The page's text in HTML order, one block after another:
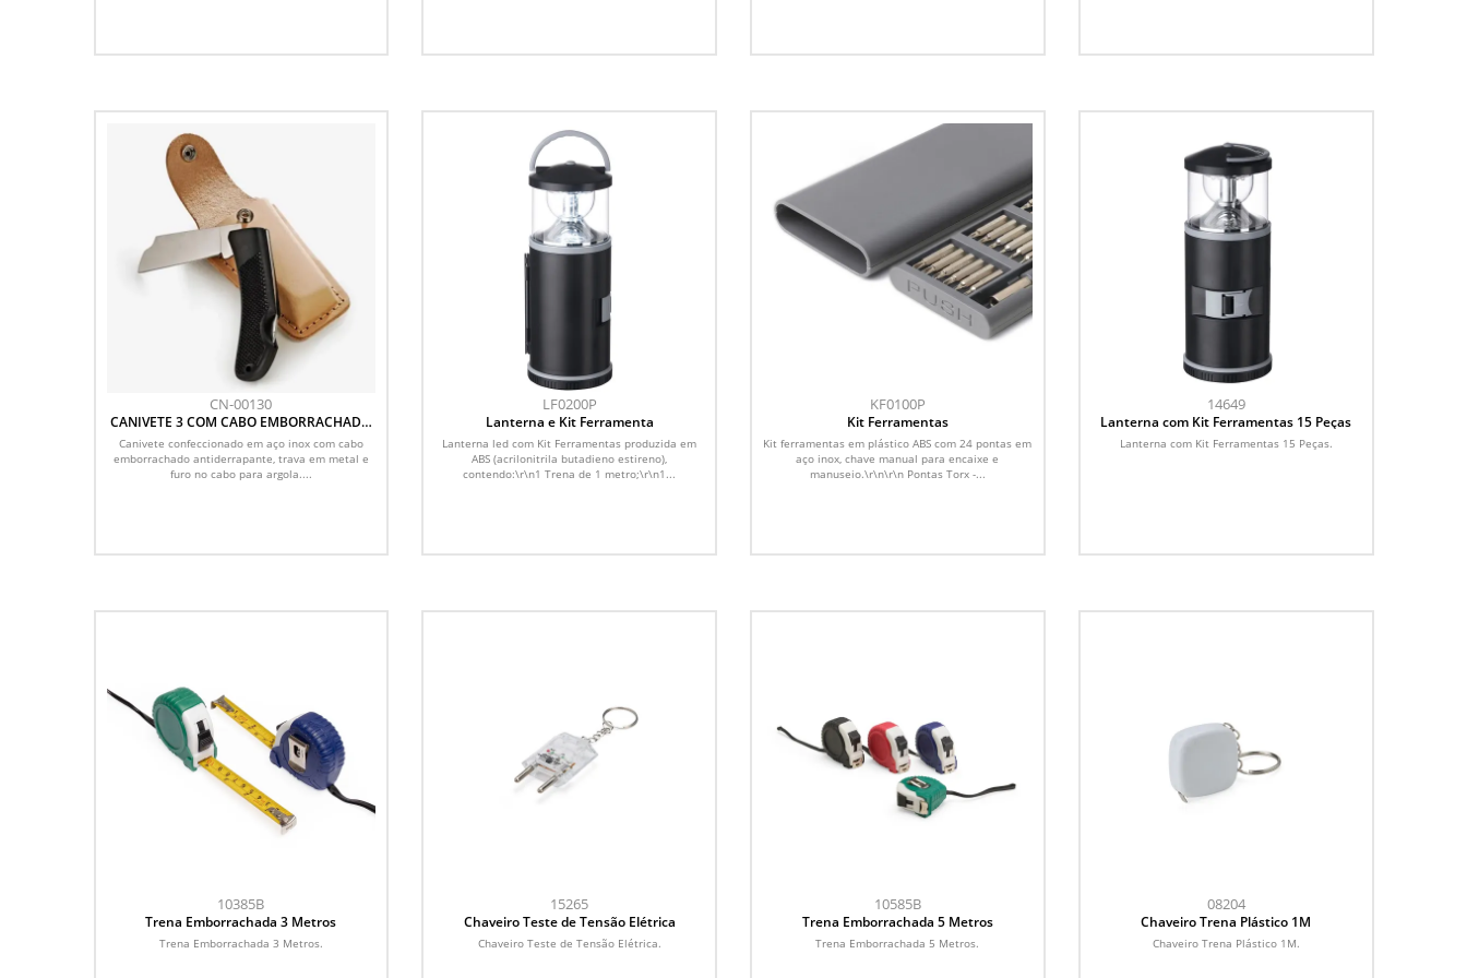
CN-00130
CANIVETE 3 COM CABO EMBORRACHADO
E BAINHA EM COURO
Canivete confeccionado em aço inox com cabo
emborrachado antiderrapante, trava em metal e
furo no cabo para argola....
LF0200P
Lanterna e Kit Ferramenta
Lanterna led com Kit Ferramentas produzida em
ABS (acrilonitrila butadieno estireno),
contendo:\r\n1 Trena de 1 metro;\r\n1...
KF0100P
Kit Ferramentas
Kit ferramentas em plástico ABS com 24 pontas em
aço inox, chave manual para encaixe e
manuseio.\r\n\r\n Pontas Torx -...
14649
Lanterna com Kit Ferramentas 15 Peças
Lanterna com Kit Ferramentas 15 Peças.
10385B
Trena Emborrachada 3 Metros
Trena Emborrachada 3 Metros.
15265
Chaveiro Teste de Tensão Elétrica
Chaveiro Teste de Tensão Elétrica.
10585B
Trena Emborrachada 5 Metros
Trena Emborrachada 5 Metros.
08204
Chaveiro Trena Plástico 1M
Chaveiro Trena Plástico 1M.